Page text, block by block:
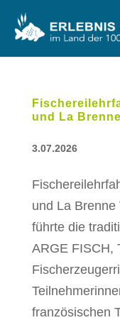
und La Brenne
3.07.2026
und La
führte die
ARGE FISCH,
französischen